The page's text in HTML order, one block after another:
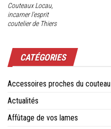
Couteaux Locau,
incarner l’esprit
coutelier de Thiers
CATÉGORIES
Accessoires proches du couteau
Actualités
Affûtage de vos lames